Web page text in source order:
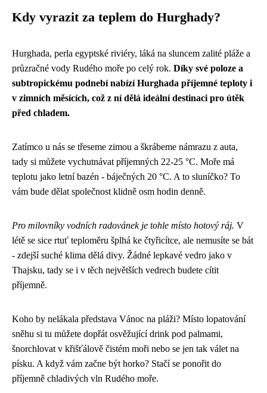
Kdy vyrazit za teplem do Hurghady?
Hurghada, perla egyptské riviéry, láká na sluncem zalité pláže a
průzračné vody Rudého moře po celý rok. Díky své poloze a
subtropickému podnebí nabízí Hurghada příjemné teploty i
v zimních měsících, což z ní dělá ideální destinaci pro útěk
před chladem.
Zatímco u nás se třeseme zimou a škrábeme námrazu z auta,
tady si můžete vychutnávat příjemných 22-25 °C. Moře má
teplotu jako letní bazén - báječných 20 °C. A to sluníčko? To
vám bude dělat společnost klidně osm hodin denně.
Pro milovníky vodních radovánek je tohle místo hotový ráj. V
létě se sice rtuť teploměru šplhá ke čtyřicítce, ale nemusíte se bát
- zdejší suché klima dělá divy. Žádné lepkavé vedro jako v
Thajsku, tady se i v těch největších vedrech budete cítit
příjemně.
Koho by nelákala představa Vánoc na pláži? Místo lopatování
sněhu si tu můžete dopřát osvěžující drink pod palmami,
šnorchlovat v křišťálově čistém moři nebo se jen tak válet na
písku. A když vám začne být horko? Stačí se ponořit do
příjemně chladivých vln Rudého moře.